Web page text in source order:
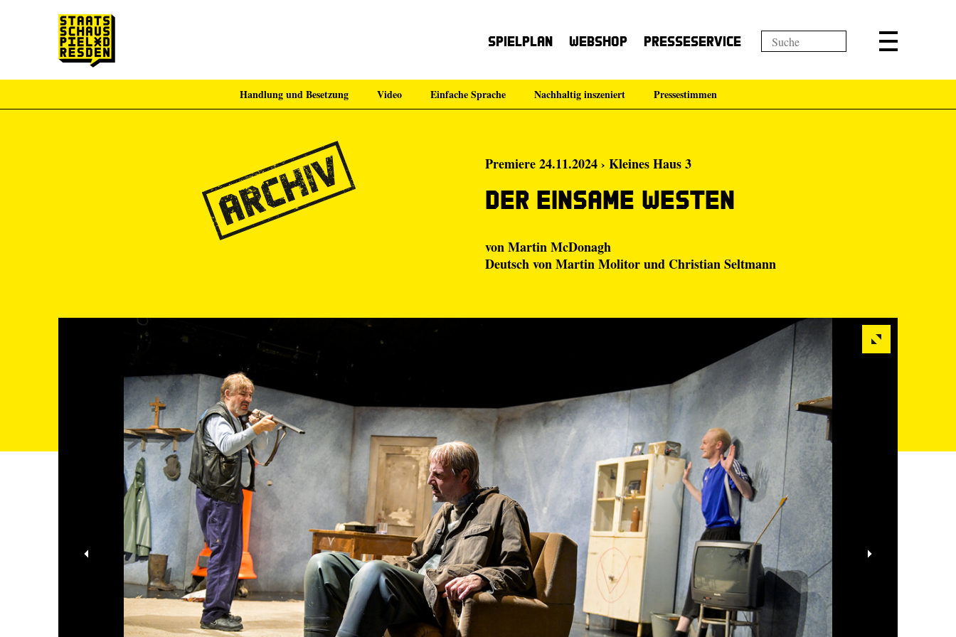
Spielplan Webshop Presseservice
Handlung und Besetzung Video Einfache Sprache Nachhaltig inszeniert Pressestimmen
Premiere 24.11.2024 › Kleines Haus 3
Der einsame Westen
von Martin McDonagh
Deutsch von Martin Molitor und Christian Seltmann